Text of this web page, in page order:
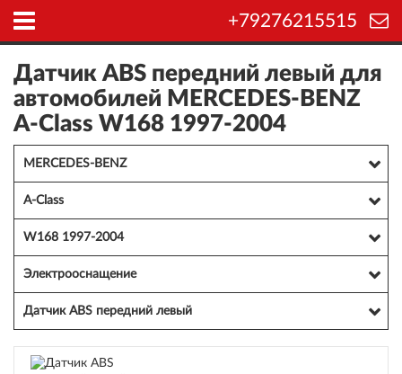
+79276215515
Датчик ABS передний левый для
автомобилей MERCEDES-BENZ
A-Class W168 1997-2004
MERCEDES-BENZ
A-Class
W168 1997-2004
Электрооснащение
Датчик ABS передний левый